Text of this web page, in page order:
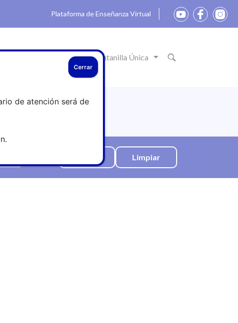
Plataforma de Enseñanza Virtual
Actualidad Ventanilla Única
Limpiar
de atención será de
Cerrar